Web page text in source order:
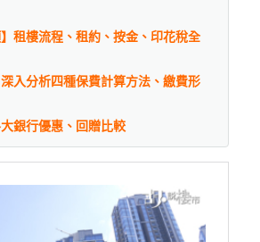
】租樓流程、租約、按金、印花稅全
深入分析四種保費計算方法、繳費形
大銀行優惠、回贈比較